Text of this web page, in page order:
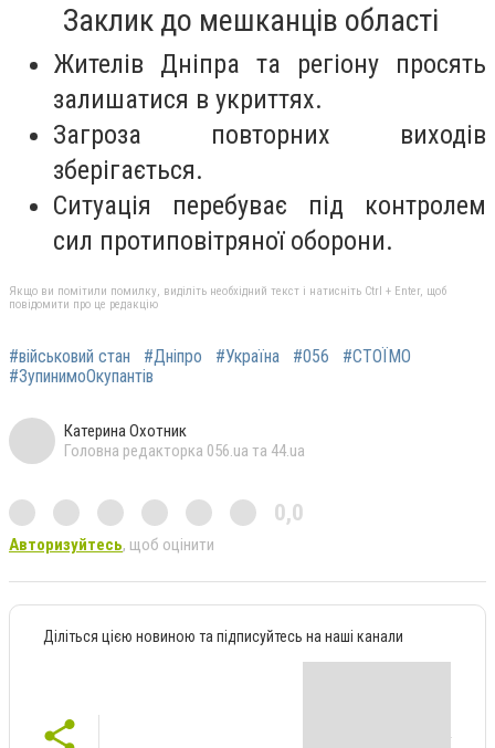
Заклик до мешканців області
Жителів Дніпра та регіону просять
залишатися в укриттях.
Загроза повторних виходів
зберігається.
Ситуація перебуває під контролем
сил протиповітряної оборони.
Якщо ви помітили помилку, виділіть необхідний текст і натисніть Ctrl + Enter, щоб
повідомити про це редакцію
#військовий стан #Дніпро #Україна #056
#СТОЇМО
#ЗупинимоОкупантів
Катерина Охотник
Головна редакторка 056.ua та 44.ua
0,0
Авторизуйтесь, щоб оцінити
Діліться цією новиною та підписуйтесь на наші канали